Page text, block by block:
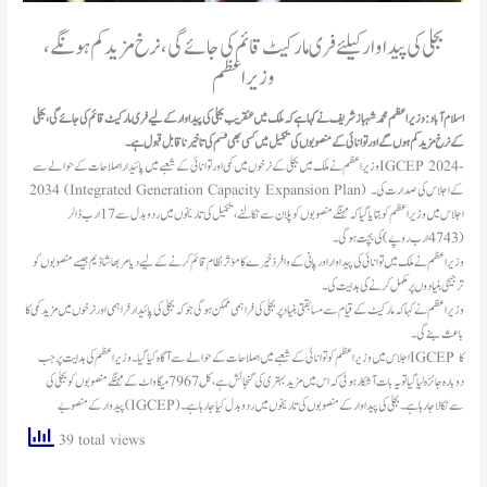
بجلی کی پیداوار کیلئے فری مارکیٹ قائم کی جائے گی، نرخ مزید کم ہونگے،
وزیراعظم
اسلام آباد: وزیراعظم محمد شہباز شریف نے کہا ہے کہ ملک میں عنقریب بجلی کی پیداوار کے لیے فری مارکیٹ قائم کی جائے گی، بجلی
کے نرخ مزید کم ہوں گے اور توانائی کے منصوبوں کی تکمیل میں کسی بھی قسم کی تاخیر نا قابل قبول ہے۔
وزیر اعظم نے ملک میں بجلی کے نرخوں میں کمی اور توانائی کے شعبے میں پائیدار اصلاحات کے حوالے سے IGCEP 2024-
2034 (Integrated Generation Capacity Expansion Plan) کے اجلاس کی صدارت کی۔
اجلاس میں وزیر اعظم کو بتایا گیا کہ مہنگے منصوبوں کو پلان سے نکالنے ، تکمیل کی تاریخوں میں ردوبدل سے 17 ارب ڈالر
(4743ارب روپے )کی بچت ہوگی۔
ترجیحی بنیادوں پر مکمل کرنے کی ہدایت کی۔
باعث بنے گی۔
اجلاس میں وزیراعظم کو توانائی کے شعبے میں اصلاحات کے حوالے سے آگاہ کیا گیا۔ وزیر اعظم کی ہدایت پر جب IGCEP کا
دوبارہ جائزہ لیا گیا تو یہ بات آشکار ہوئی کہ اس میں مزید بہتری کی گنجائش ہے،کُل 7967 میگا واٹ کے مہنگے منصوبوں کو بجلی کی
پیدوار کے منصوبے (IGCEP) سے نکالا جا رہا ہے۔ بجلی کی پیداوار کے منصوبوں کی تاریخوں میں ردوبدل کیا جا رہا ہے۔
39 total views